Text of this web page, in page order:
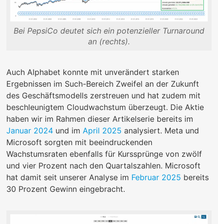
Bei PepsiCo deutet sich ein potenzieller Turnaround
an (rechts).
Auch Alphabet konnte mit unverändert starken
Ergebnissen im Such-Bereich Zweifel an der Zukunft
des Geschäftsmodells zerstreuen und hat zudem mit
beschleunigtem Cloudwachstum überzeugt. Die Aktie
haben wir im Rahmen dieser Artikelserie bereits im
Januar 2024 und imApril 2025 analysiert. Meta und
Microsoft sorgten mit beeindruckenden
Wachstumsraten ebenfalls für Kurssprünge von zwölf
und vier Prozent nach den Quartalszahlen. Microsoft
hat damit seit unserer Analyse im Februar 2025 bereits
30 Prozent Gewinn eingebracht.